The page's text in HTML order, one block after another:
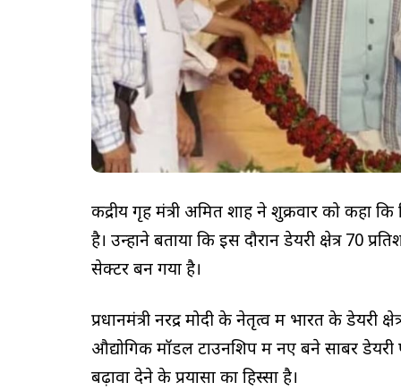
केंद्रीय गृह मंत्री अमित शाह ने शुक्रवार को कहा कि
है। उन्होंने बताया कि इस दौरान डेयरी क्षेत्र 70
सेक्टर बन गया है।
प्रधानमंत्री नरेंद्र मोदी के नेतृत्व में भारत के डेयरी
औद्योगिक मॉडल टाउनशिप में नए बने साबर डेयरी
बढ़ावा देने के प्रयासों का हिस्सा है।